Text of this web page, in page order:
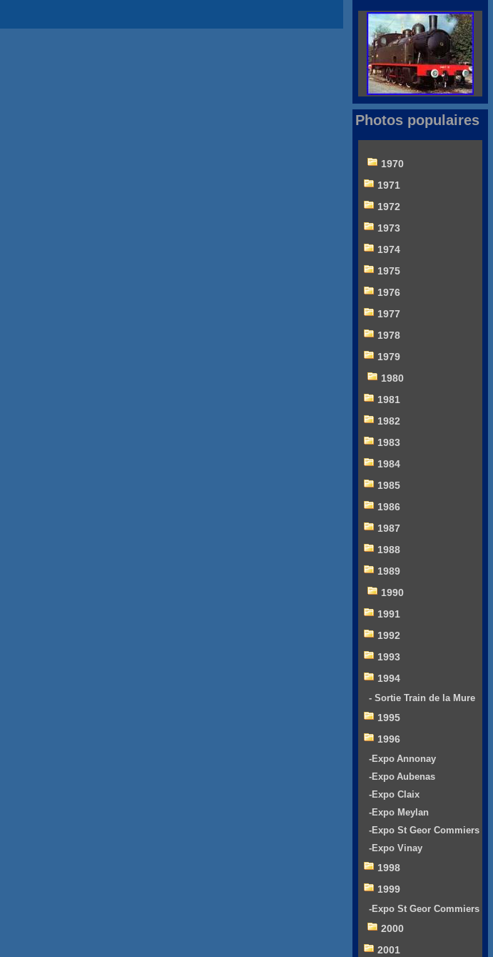
Photos populaires
1970
1971
1972
1973
1974
1975
1976
1977
1978
1979
1980
1981
1982
1983
1984
1985
1986
1987
1988
1989
1990
1991
1992
1993
1994
- Sortie Train de la Mure
1995
1996
-Expo Annonay
-Expo Aubenas
-Expo Claix
-Expo Meylan
-Expo St Geor Commiers
-Expo Vinay
1998
1999
-Expo St Geor Commiers
2000
2001